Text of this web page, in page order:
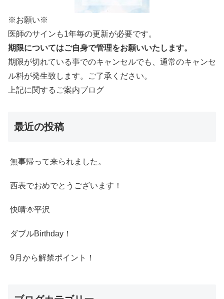
※お願い※
医師のサインも1年毎の更新が必要です。
期限についてはご自身で管理をお願いいたします。
期限が切れている事でのキャンセルでも、通常のキャンセ
ル料が発生致します。ご了承ください。
上記に関するご案内ブログ
最近の投稿
無事帰って来られました。
西表でおめでとうございます！
快晴🌞平沢
ダブルBirthday！
9月から解禁ポイント！